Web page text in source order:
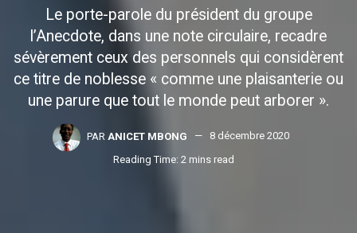
Le porte-parole du président du groupe
l’Anecdote, dans une note circulaire, recadre
sévèrement ceux des personnels qui considèrent
ce titre de noblesse « comme une plaisanterie ou
une parure que tout le monde peut arborer ».
PAR ANICET MBONG
8 décembre 2020
Reading Time: 2 mins read